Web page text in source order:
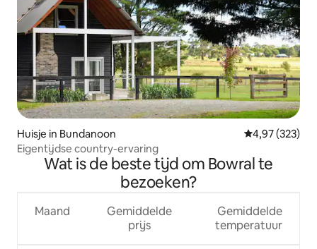
Huisje in Bundanoon Gemiddelde
4,97 (323)
Eigentijdse country-ervaring
Wat is de beste tijd om Bowral te
bezoeken?
Maand
Gemiddelde
prijs
Gemiddelde
temperatuur